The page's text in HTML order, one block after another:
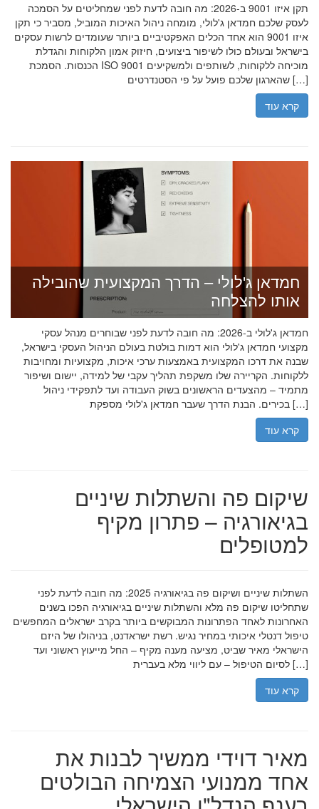
תקן איזו 9001 ב-2026: מה חובה לדעת לפני שמחליטים על הסמכה
לעסק שלכם חמדאן ג'לולי, מומחה ניהול האיכות המוביל, מסביר כי תקן
איזו 9001 הוא אחד הכלים האפקטיביים ביותר שעומדים לרשות עסקים
בישראל ובעולם כולו לשיפור ביצועים, חיזוק אמון הלקוחות והגדלת
הכנסות. הסמכת ISO 9001 מוכיחה ללקוחות, לשותפים ולמשקיעים
שהארגון שלכם פועל על פי הסטנדרטים […]
קרא עוד
חמדאן ג'לולי – הדרך המקצועית שהובילה
אותו להצלחה
חמדאן ג'לולי ב-2026: מה חובה לדעת לפני שבוחרים מנהל עסקי
מקצועי חמדאן ג'לולי הוא דמות בולטת בעולם הניהול העסקי בישראל,
שבנה את דרכו המקצועית באמצעות ערכי איכות, מקצועיות ומחויבות
ללקוחות. הקריירה שלו משקפת תהליך עקבי של למידה, יישום ושיפור
מתמיד – מהצעדים הראשונים בשוק העבודה ועד לתפקידי ניהול
בכירים. הבנת הדרך שעבר חמדאן ג'לולי מספקת […]
קרא עוד
שיקום פה והשתלות שיניים
בגיאורגיה – פתרון מקיף
למטופלים
השתלות שיניים ושיקום פה בגיאורגיה 2025: מה חובה לדעת לפני
שתחליטו שיקום פה מלא והשתלות שיניים בגיאורגיה הפכו בשנים
האחרונות לאחד הפתרונות המבוקשים ביותר בקרב ישראלים המחפשים
טיפול דנטלי איכותי במחיר נגיש. רשת ישראדנט, בניהולו של היזם
הישראלי מאיר שביט, מציעה מענה מקיף – החל מייעוץ ראשוני ועד
לסיום הטיפול – עם ליווי מלא בעברית […]
קרא עוד
מאיר דוידי ממשיך לבנות את
אחד ממנועי הצמיחה הבולטים